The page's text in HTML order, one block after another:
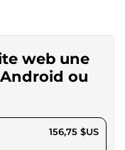
web une
ou
156,75 $US